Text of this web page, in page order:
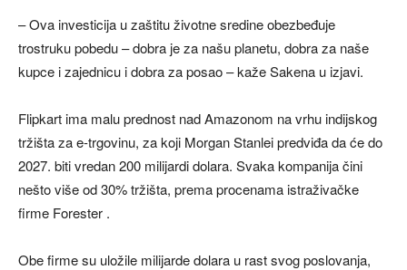
– Ova investicija u zaštitu životne sredine obezbeđuje
trostruku pobedu – dobra je za našu planetu, dobra za naše
kupce i zajednicu i dobra za posao – kaže Sakena u izjavi.
Flipkart ima malu prednost nad Amazonom na vrhu indijskog
tržišta za e-trgovinu, za koji Morgan Stanlei predviđa da će do
2027. biti vredan 200 milijardi dolara. Svaka kompanija čini
nešto više od 30% tržišta, prema procenama istraživačke
firme Forester .
Obe firme su uložile milijarde dolara u rast svog poslovanja,